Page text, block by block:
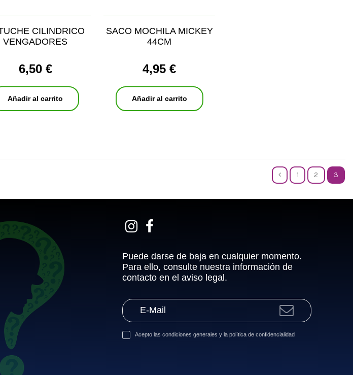
CILINDRICO
VENGADORES
6,50 €
Añadir al carrito
SACO MOCHILA MICKEY
44CM
4,95 €
Añadir al carrito
1 2 3
Puede darse de baja en cualquier momento.
Para ello, consulte nuestra información de
contacto en el aviso legal.
Acepto las condiciones generales y la política de confidencialidad